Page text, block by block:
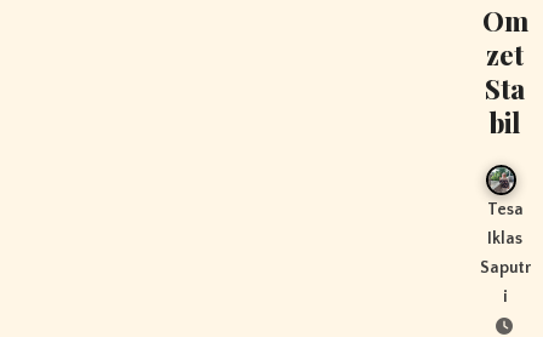
Om
zet
Sta
bil
Tesa
Iklas
Saputr
i